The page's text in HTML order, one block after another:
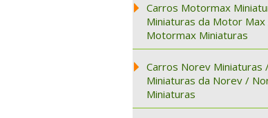
Carros Motormax
Miniaturas da Motor
Motormax Miniaturas
Carros Norev Miniaturas
Miniaturas da Norev /
Miniaturas